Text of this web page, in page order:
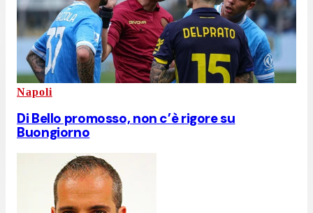
Napoli
Di Bello promosso, non c’è rigore su
Buongiorno